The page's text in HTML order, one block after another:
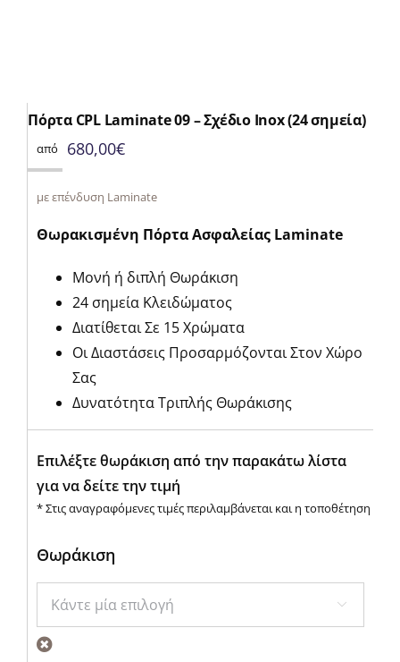
Πόρτα CPL Laminate 09 – Σχέδιο Inox (24 σημεία)
από 680,00€
με επένδυση Laminate
Θωρακισμένη Πόρτα Ασφαλείας Laminate
Μονή ή διπλή Θωράκιση
24 σημεία Κλειδώματος
Διατίθεται Σε 15 Χρώματα
Οι Διαστάσεις Προσαρμόζονται Στον Χώρο
Σας
Δυνατότητα Τριπλής Θωράκισης
Επιλέξτε θωράκιση από την παρακάτω λίστα
για να δείτε την τιμή
* Στις αναγραφόμενες τιμές περιλαμβάνεται και η τοποθέτηση
Θωράκιση
